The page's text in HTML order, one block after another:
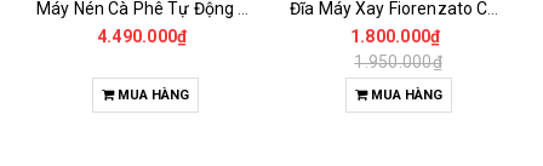
4.490.000₫
MUA HÀNG
1.800.000₫
1.950.000₫
MUA HÀNG